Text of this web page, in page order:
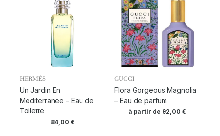
HERMÈS
Un Jardin En
Mediterranee – Eau de
Toilette
84,00€
GUCCI
Flora Gorgeous Magnolia
– Eau de parfum
à partir de 92,00€